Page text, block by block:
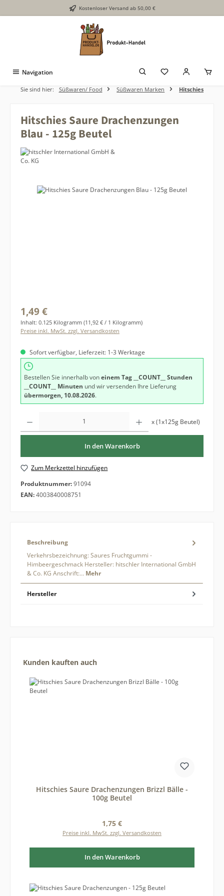
Zum Hauptinhalt springen Kostenloser Versand ab 50,00 €
Navigation
Sie sind hier: Süßwaren/ Food Süßwaren Marken Hitschies
Hitschies Saure Drachenzungen
Blau - 125g Beutel
Bildergalerie überspringen
Regulärer Preis:
1,49 €
Inhalt: 0.125 Kilogramm (11,92 € / 1 Kilogramm)
Preise inkl. MwSt. zzgl. Versandkosten
Sofort verfügbar, Lieferzeit: 1-3 Werktage
Bestellen Sie innerhalb voneinem Tag
__COUNT__ Stunden
__COUNT__ Minuten und wir versenden Ihre Lieferung
übermorgen, 10.08.2026.
x (1x125g Beutel)
In den Warenkorb
Zum Merkzettel hinzufügen
Produktnummer:91094
EAN:4003840008751
Beschreibung
Verkehrsbezeichnung: Saures Fruchtgummi -
Himbeergeschmack Hersteller: hitschler International GmbH
& Co. KG Anschrift:… Mehr
Hersteller
Produktgalerie überspringen
Kunden kauften auch
Hitschies Saure Drachenzungen Brizzl Bälle -
100g Beutel
Regulärer Preis:
1,75 €
Preise inkl. MwSt. zzgl. Versandkosten
In den Warenkorb